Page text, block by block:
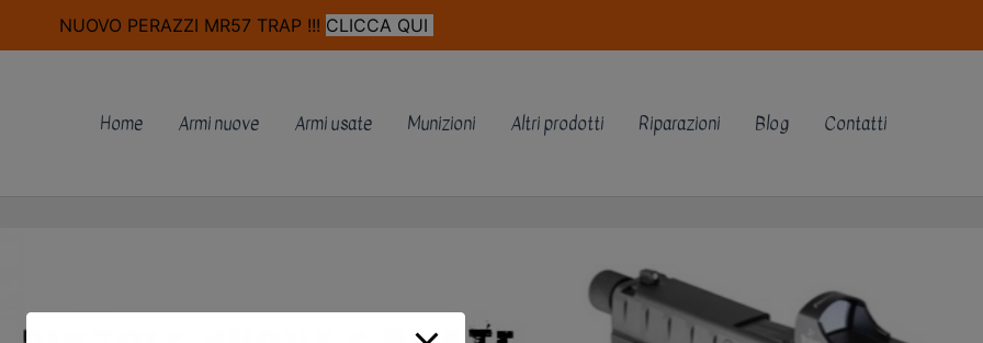
NUOVO PERAZZI MR57 TRAP !!! CLICCA QUI
Home Armi nuove Armi usate Munizioni Altri prodotti Riparazioni Blog Contatti